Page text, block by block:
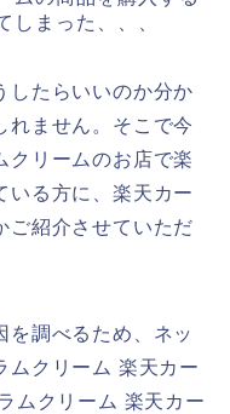
しまった、、、
したらいいのか分か
れません。そこで今
クリームのお店で楽
いる方に、楽天カー
ご紹介させていただ
を調べるため、ネッ
ムクリーム 楽天カー
ムクリーム 楽天カー